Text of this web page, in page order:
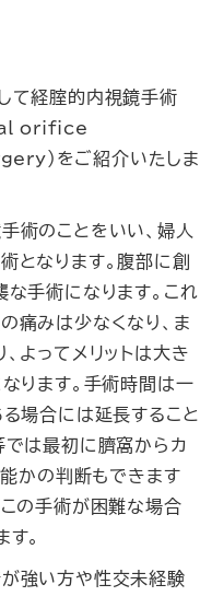
て経腟的内視鏡手術
orifice
をご紹介いたしま
術のことをいい、婦人
となります。腹部に創
手術になります。これ
痛みは少なくなり、ま
よってメリットは大き
ります。手術時間は一
場合には延長すること
では最初に臍窩からカ
かの判断もできます
の手術が困難な場合
。
強い方や性交未経験